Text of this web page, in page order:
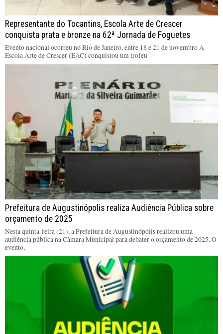
Representante do Tocantins, Escola Arte de Crescer
conquista prata e bronze na 62ª Jornada de Foguetes
Evento nacional ocorreu no Rio de Janeiro, entre 18 e 21 de novembro A
Escola Arte de Crescer (EAC) conquistou um troféu
Prefeitura de Augustinópolis realiza Audiência Pública sobre
orçamento de 2025
Nesta quinta-feira (21), a Prefeitura de Augustinópolis realizou uma
audiência pública na Câmara Municipal para debater o orçamento de 2025. O
evento,